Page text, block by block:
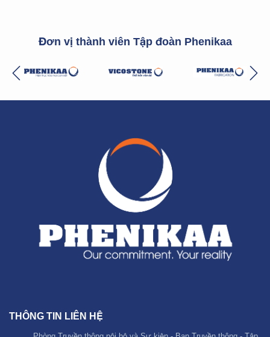
Đơn vị thành viên Tập đoàn Phenikaa
THÔNG TIN LIÊN HỆ